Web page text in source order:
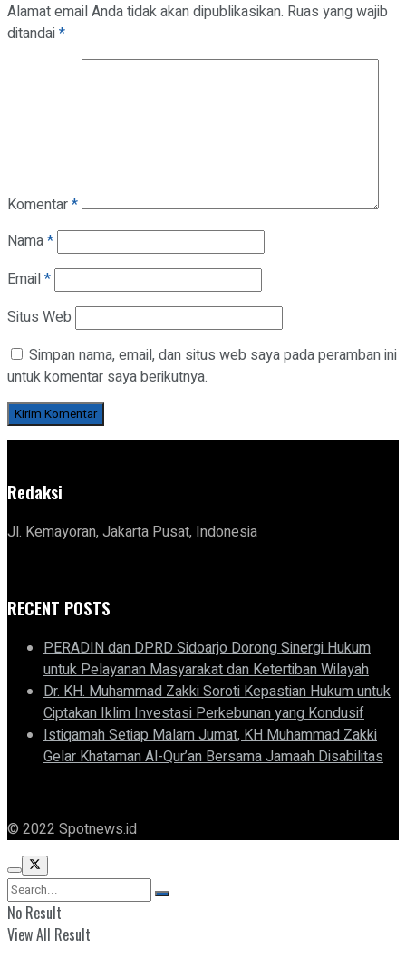
Alamat email Anda tidak akan dipublikasikan. Ruas yang wajib
ditandai*
Komentar*
Nama*
Email*
Situs Web
Simpan nama, email, dan situs web saya pada peramban ini
untuk komentar saya berikutnya.
Redaksi
Jl. Kemayoran, Jakarta Pusat, Indonesia
RECENT POSTS
PERADIN dan DPRD Sidoarjo Dorong Sinergi Hukum
untuk Pelayanan Masyarakat dan Ketertiban Wilayah
Dr. KH. Muhammad Zakki Soroti Kepastian Hukum untuk
Ciptakan Iklim Investasi Perkebunan yang Kondusif
Istiqamah Setiap Malam Jumat, KH Muhammad Zakki
Gelar Khataman Al-Qur’an Bersama Jamaah Disabilitas
© 2022 Spotnews.id
No Result
View All Result